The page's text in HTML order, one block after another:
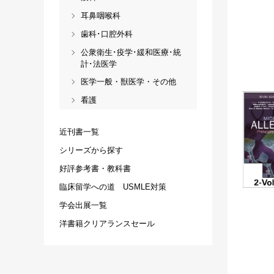
耳鼻咽喉科
歯科･口腔外科
公衆衛生･疫学･緩和医療･統
計･法医学
医学一般・獣医学・その他
看護
近刊書一覧
シリーズから探す
好評参考書・教科書
臨床留学への道 USMLE対策
学会出展一覧
洋書籍クリアランスセール